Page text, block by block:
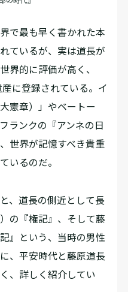
で最も早く書かれた本
ているが、実は道長が
界的に評価が高く、
に登録されている。イ
憲章）」やベートー
ランクの『アンネの日
世界が記憶すべき貴重
いるのだ。
、道長の側近として長
の『権記』、そして藤
』という、当時の男性
、平安時代と藤原道長
、詳しく紹介してい